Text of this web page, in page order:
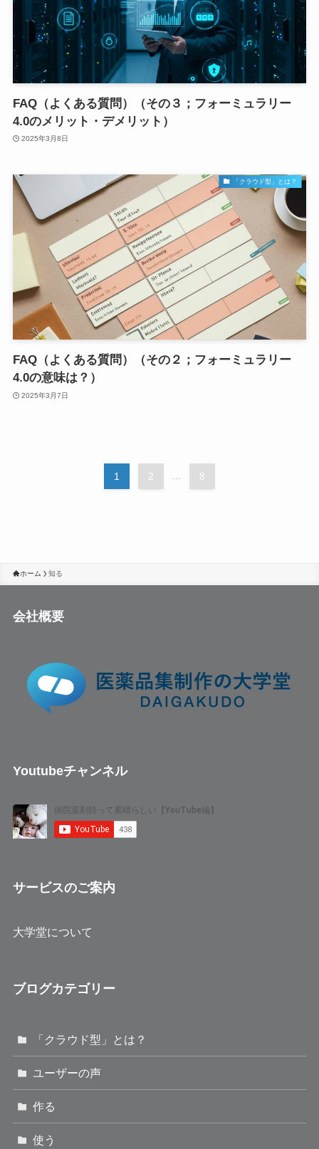
FAQ（よくある質問）（その３；フォーミュラリー
4.0のメリット・デメリット）
2025年3月8日
「クラウド型」とは？
FAQ（よくある質問）（その２；フォーミュラリー
4.0の意味は？）
2025年3月7日
1 2 ... 8
ホーム 知る
会社概要
Youtubeチャンネル
サービスのご案内
大学堂について
ブログカテゴリー
「クラウド型」とは？
ユーザーの声
作る
使う